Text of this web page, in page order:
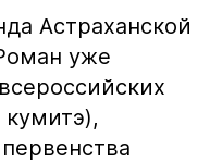
Астраханской
уже
кумитэ),